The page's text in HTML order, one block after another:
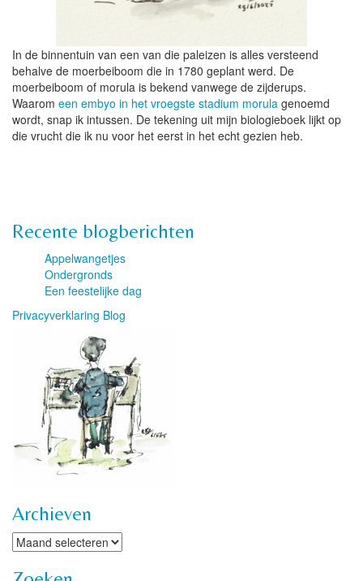
In de binnentuin van een van die paleizen is alles versteend
behalve de moerbeiboom die in 1780 geplant werd. De
moerbeiboom of morula is bekend vanwege de zijderups.
Waarom een embyo in het vroegste stadium morula genoemd
wordt, snap ik intussen. De tekening uit mijn biologieboek lijkt op
die vrucht die ik nu voor het eerst in het echt gezien heb.
Recente blogberichten
Appelwangetjes
Ondergronds
Een feestelijke dag
Privacyverklaring Blog
Archieven
Archieven